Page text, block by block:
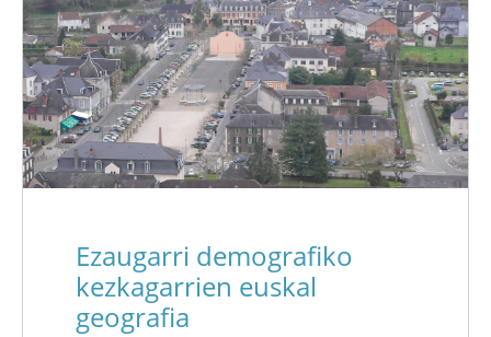
Ezaugarri demografiko
kezkagarrien euskal
geografia